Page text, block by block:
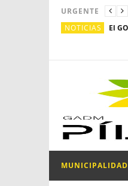
URGENTE
NOTICIAS
MUNICIPALIDAD